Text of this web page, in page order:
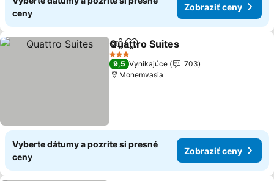
ceny
Zobraziť ceny
ZdieľaťPridať do obľúbených
Quattro Suites
3 Počet hviezdičiek
9,5 Vynikajúce
703
Monemvasia
Vyberte dátumy a pozrite si presné
ceny
Zobraziť ceny